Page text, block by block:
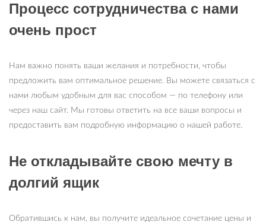
Процесс сотрудничества с нами
очень прост
Нам важно понять ваши желания и потребности, чтобы
предложить вам оптимальное решение. Вы можете связаться с
нами любым удобным для вас способом — по телефону или
через наш сайт. Мы готовы ответить на все ваши вопросы и
предоставить вам подробную информацию о нашей работе.
Не откладывайте свою мечту в
долгий ящик
Обратившись к нам, вы получите идеальное сочетание цены и